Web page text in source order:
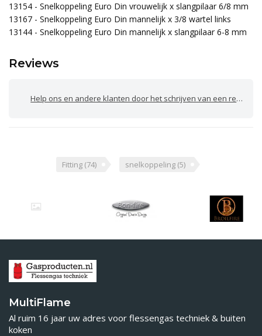
13154 - Snelkoppeling Euro Din vrouwelijk x slangpilaar 6/8 mm
13167 - Snelkoppeling Euro Din mannelijk x 3/8 wartel links
13144 - Snelkoppeling Euro Din mannelijk x slangpilaar 6-8 mm
Reviews
Help ons en andere klanten door het schrijven van een review
Fitting (74) snelkoppeling (5)
MultiFlame
Al ruim 16 jaar uw adres voor flessengas techniek & buiten
koken